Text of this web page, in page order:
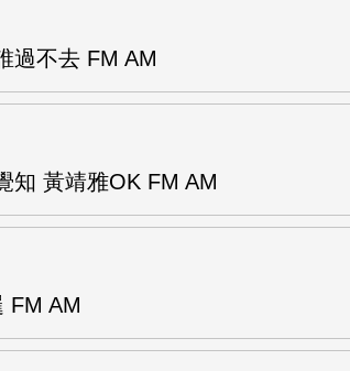
過不去 FM AM
知 黃靖雅OK FM AM
FM AM